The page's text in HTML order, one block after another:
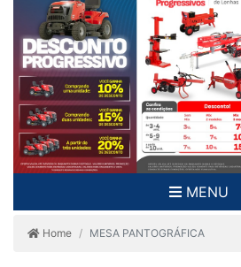
MENU
Home MESA PANTOGRÁFICA